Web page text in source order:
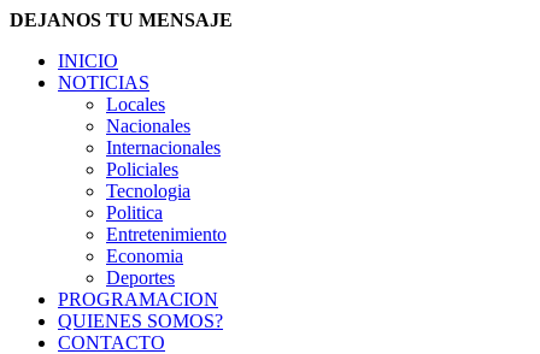
DEJANOS TU MENSAJE
INICIO
NOTICIAS
Locales
Nacionales
Internacionales
Policiales
Tecnologia
Politica
Entretenimiento
Economia
Deportes
PROGRAMACION
QUIENES SOMOS?
CONTACTO